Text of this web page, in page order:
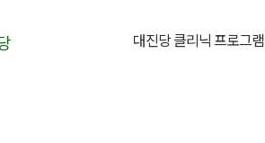
대진당 클리닉 프로그램